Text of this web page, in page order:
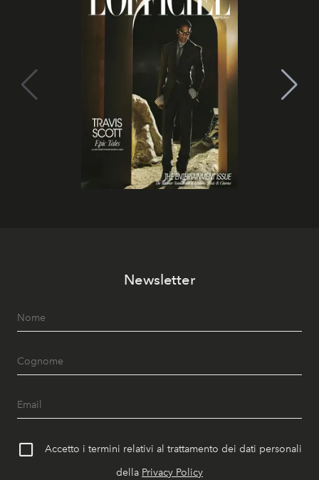
Newsletter
Accetto i termini relativi al trattamento dei dati personali
della Privacy Policy